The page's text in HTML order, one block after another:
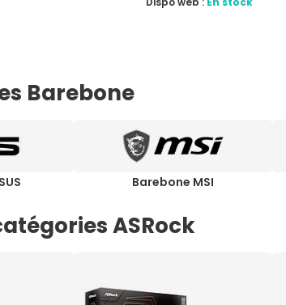
Barebone
Barebone MSI
ASRock